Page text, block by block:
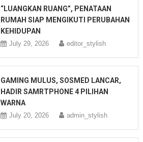
“LUANGKAN RUANG”, PENATAAN
RUMAH SIAP MENGIKUTI PERUBAHAN
KEHIDUPAN
July 29, 2026 editor_stylish
GAMING MULUS, SOSMED LANCAR,
HADIR SAMRTPHONE 4 PILIHAN
WARNA
July 20, 2026 admin_stylish